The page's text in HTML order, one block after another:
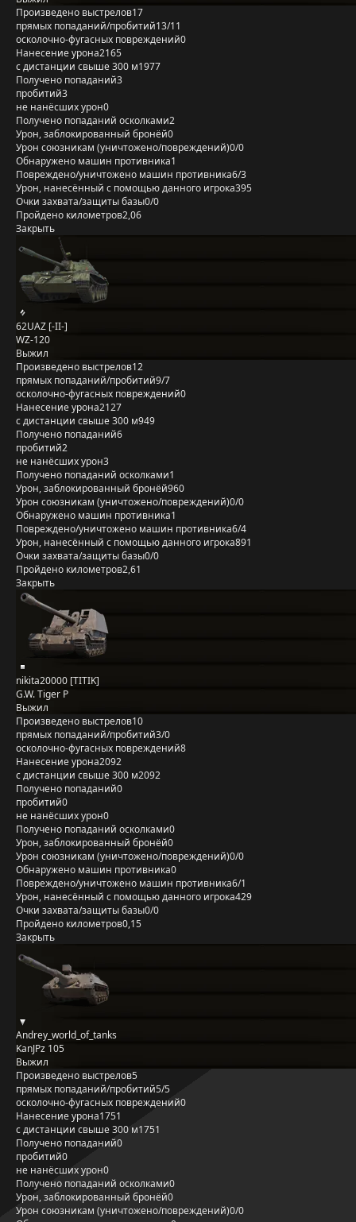
Произведено выстрелов17
прямых попаданий/пробитий13/11
осколочно-фугасных повреждений0
Нанесение урона2165
с дистанции свыше 300 м1977
Получено попаданий3
пробитий3
не нанёсших урон0
Получено попаданий осколками2
Урон, заблокированный бронёй0
Урон союзникам (уничтожено/повреждений)0/0
Обнаружено машин противника1
Повреждено/уничтожено машин противника6/3
Урон, нанесённый с помощью данного игрока395
Очки захвата/защиты базы0/0
Пройдено километров2,06
Закрыть
62UAZ [-II-]
WZ-120
Выжил
Произведено выстрелов12
прямых попаданий/пробитий9/7
осколочно-фугасных повреждений0
Нанесение урона2127
с дистанции свыше 300 м949
Получено попаданий6
пробитий2
не нанёсших урон3
Получено попаданий осколками1
Урон, заблокированный бронёй960
Урон союзникам (уничтожено/повреждений)0/0
Обнаружено машин противника1
Повреждено/уничтожено машин противника6/4
Урон, нанесённый с помощью данного игрока891
Очки захвата/защиты базы0/0
Пройдено километров2,61
Закрыть
nikita20000 [TITIK]
G.W. Tiger P
Выжил
Произведено выстрелов10
прямых попаданий/пробитий3/0
осколочно-фугасных повреждений8
Нанесение урона2092
с дистанции свыше 300 м2092
Получено попаданий0
пробитий0
не нанёсших урон0
Получено попаданий осколками0
Урон, заблокированный бронёй0
Урон союзникам (уничтожено/повреждений)0/0
Обнаружено машин противника0
Повреждено/уничтожено машин противника6/1
Урон, нанесённый с помощью данного игрока429
Очки захвата/защиты базы0/0
Пройдено километров0,15
Закрыть
Andrey_world_of_tanks
KanJPz 105
Выжил
Произведено выстрелов5
прямых попаданий/пробитий5/5
осколочно-фугасных повреждений0
Нанесение урона1751
с дистанции свыше 300 м1751
Получено попаданий0
пробитий0
не нанёсших урон0
Получено попаданий осколками0
Урон, заблокированный бронёй0
Урон союзникам (уничтожено/повреждений)0/0